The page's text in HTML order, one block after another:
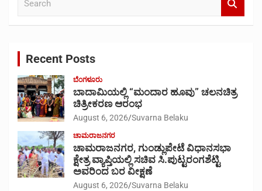
Recent Posts
ಬೆಂಗಳೂರು
ಬಾದಾಮಿಯಲ್ಲಿ “ಮಂದಾರ ಹೂವು” ಚಲನಚಿತ್ರ
ಚಿತ್ರೀಕರಣ ಆರಂಭ
August 6, 2026 Suvarna Belaku
ಚಾಮರಾಜನಗರ
ಚಾಮರಾಜನಗರ, ಗುಂಡ್ಲುಪೇಟೆ ವಿಧಾನಸಭಾ
ಕ್ಷೇತ್ರ ವ್ಯಾಪ್ತಿಯಲ್ಲಿ ಸಚಿವ ಸಿ.ಪುಟ್ಟರಂಗಶೆಟ್ಟಿ
ಅವರಿಂದ ಬರ ವೀಕ್ಷಣೆ
August 6, 2026 Suvarna Belaku